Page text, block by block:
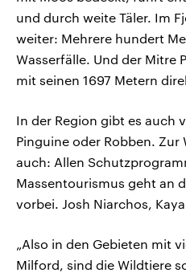
und durch weite Täler. Im
weiter: Mehrere hundert
Wasserfälle. Und der Mitre
mit seinen 1697 Metern
In der Region gibt es auch
Pinguine oder Robben.
auch: Allen
Massentourismus geht an
vorbei. Josh Niarchos,
„Also in den Gebieten mit
Milford, sind die Wildtiere